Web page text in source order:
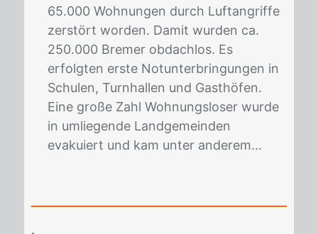
65.000 Wohnungen durch Luftangriffe
zerstört worden. Damit wurden ca.
250.000 Bremer obdachlos. Es
erfolgten erste Notunterbringungen in
Schulen, Turnhallen und Gasthöfen.
Eine große Zahl Wohnungsloser wurde
in umliegende Landgemeinden
evakuiert und kam unter anderem...